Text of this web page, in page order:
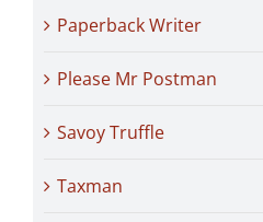
Paperback Writer
Please Mr Postman
Savoy Truffle
Taxman